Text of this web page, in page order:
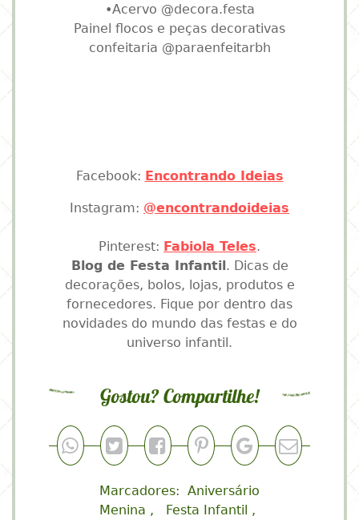
•Acervo @decora.festa
Painel flocos e peças decorativas
confeitaria @paraenfeitarbh
Facebook: Encontrando Ideias
Instagram: @encontrandoideias
Pinterest: Fabiola Teles.
Blog de Festa Infantil. Dicas de
decorações, bolos, lojas, produtos e
fornecedores. Fique por dentro das
novidades do mundo das festas e do
universo infantil.
Gostou? Compartilhe!
Marcadores: Aniversário
Menina
Festa Infantil